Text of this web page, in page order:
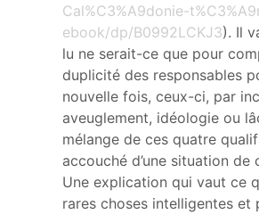
Cal%C3%A9donie-
ebook/dp/B0992LCKJ3). Il
lu ne serait-ce que pour
duplicité des responsables
nouvelle fois, ceux-ci, par
aveuglement, idéologie ou
mélange de ces quatre
accouché d’une situation de
Une explication qui vaut ce
rares choses intelligentes et